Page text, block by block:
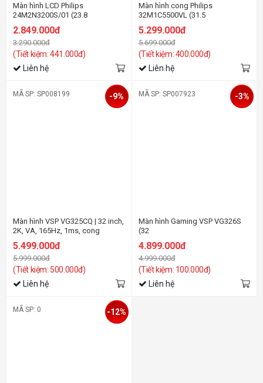
Màn hình LCD Philips
24M2N3200S/01 (23.8
2.849.000đ
3.290.000đ
(Tiết kiệm: 441.000đ)
Liên hệ
Màn hình cong Philips
32M1C5500VL (31.5
5.299.000đ
5.699.000đ
(Tiết kiệm: 400.000đ)
Liên hệ
MÃ SP: SP008199
Màn hình VSP VG325CQ | 32 inch,
2K, VA, 165Hz, 1ms, cong
5.499.000đ
5.999.000đ
(Tiết kiệm: 500.000đ)
-9%
Liên hệ
MÃ SP: SP007923
Màn hình Gaming VSP VG326S
(32
inch/FHD/VA/165Hz/6ms/Loa)
4.899.000đ
4.999.000đ
(Tiết kiệm: 100.000đ)
-3%
Liên hệ
MÃ SP: 0 -12%